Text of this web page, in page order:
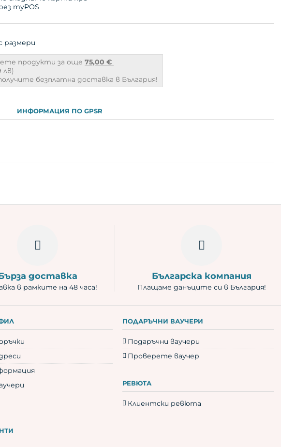
размери
продукти за още 75,00 €
лв)
безплатна доставка в България!
ИНФОРМАЦИЯ ПО GPSR
доставка
в рамките на 48 часа!
Българска компания
Плащаме данъците си в България!
ПОДАРЪЧНИ ВАУЧЕРИ
Подаръчни ваучери
Проверете ваучер
РЕВЮТА
Клиентски ревюта